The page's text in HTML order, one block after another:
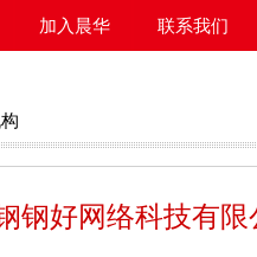
加入晨华 联系我们
钢好网络科技有限